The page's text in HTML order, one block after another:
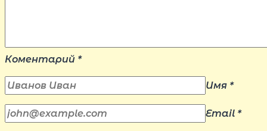
Коментарий *
Имя *
Email *